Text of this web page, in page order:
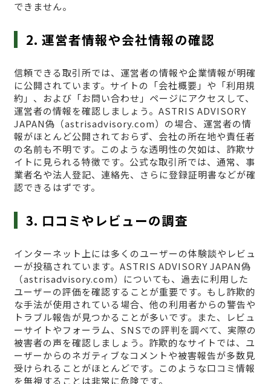
できません。
2. 運営者情報や会社情報の確認
信頼できる取引所では、運営者の情報や企業情報が明確
に公開されています。サイトの「会社概要」や「利用規
約」、および「お問い合わせ」ページにアクセスして、
運営者の情報を確認しましょう。ASTRIS ADVISORY
JAPAN偽（astrisadvisory.com）の場合、運営者の情
報がほとんど公開されておらず、会社の所在地や責任者
の名前も不明です。このような透明性の欠如は、詐欺サ
イトに見られる特徴です。公式な取引所では、通常、事
業者名や法人登記、連絡先、さらに登録証明書などが確
認できるはずです。
3. 口コミやレビューの調査
インターネット上には多くのユーザーの体験談やレビュ
ーが投稿されています。ASTRIS ADVISORY JAPAN偽
（astrisadvisory.com）についても、過去に利用した
ユーザーの評価を確認することが重要です。もし詐欺的
な手法が使用されている場合、他の利用者からの警告や
トラブル報告が見つかることが多いです。また、レビュ
ーサイトやフォーラム、SNSでの評判を調べて、実際の
被害者の声を確認しましょう。詐欺的なサイトでは、ユ
ーザーからのネガティブなコメントや被害報告が多数見
受けられることがほとんどです。このような口コミ情報
を無視することは非常に危険です。